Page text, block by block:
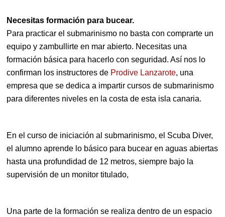
Necesitas formación para bucear.
Para practicar el submarinismo no basta con comprarte un
equipo y zambullirte en mar abierto. Necesitas una
formación básica para hacerlo con seguridad. Así nos lo
confirman los instructores de Prodive Lanzarote, una
empresa que se dedica a impartir cursos de submarinismo
para diferentes niveles en la costa de esta isla canaria.
En el curso de iniciación al submarinismo, el Scuba Diver,
el alumno aprende lo básico para bucear en aguas abiertas
hasta una profundidad de 12 metros, siempre bajo la
supervisión de un monitor titulado,
Una parte de la formación se realiza dentro de un espacio